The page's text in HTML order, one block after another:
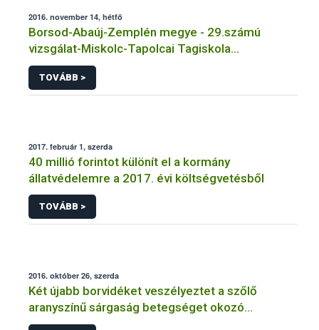
2016. november 14, hétfő
Borsod-Abaúj-Zemplén megye - 29.számú
vizsgálat-Miskolc-Tapolcai Tagiskola
Tálalókonyha
TOVÁBB >
2017. február 1, szerda
40 millió forintot különít el a kormány
állatvédelemre a 2017. évi költségvetésből
TOVÁBB >
2016. október 26, szerda
Két újabb borvidéket veszélyeztet a szőlő
aranyszínű sárgaság betegséget okozó
fitoplazma